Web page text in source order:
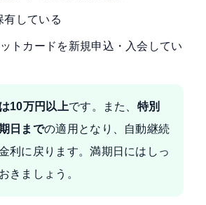
有している
トカードを新規申込・入会してい
10万円以上です。また、 特別
日までの適用となり、自動継続
利に戻ります。満期日にはしっ
きましょう。